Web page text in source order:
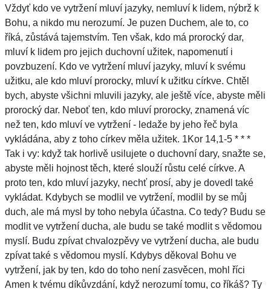
Vždyť kdo ve vytržení mluví jazyky, nemluví k lidem, nýbrž k
Bohu, a nikdo mu nerozumí. Je puzen Duchem, ale to, co
říká, zůstává tajemstvím. Ten však, kdo má prorocký dar,
mluví k lidem pro jejich duchovní užitek, napomenutí i
povzbuzení. Kdo ve vytržení mluví jazyky, mluví k svému
užitku, ale kdo mluví prorocky, mluví k užitku církve. Chtěl
bych, abyste všichni mluvili jazyky, ale ještě více, abyste měli
prorocký dar. Neboť ten, kdo mluví prorocky, znamená víc
než ten, kdo mluví ve vytržení - ledaže by jeho řeč byla
vykládána, aby z toho církev měla užitek. 1Kor 14,1-5 * * *
Tak i vy: když tak horlivě usilujete o duchovní dary, snažte se,
abyste měli hojnost těch, které slouží růstu celé církve. A
proto ten, kdo mluví jazyky, nechť prosí, aby je dovedl také
vykládat. Kdybych se modlil ve vytržení, modlil by se můj
duch, ale má mysl by toho nebyla účastna. Co tedy? Budu se
modlit ve vytržení ducha, ale budu se také modlit s vědomou
myslí. Budu zpívat chvalozpěvy ve vytržení ducha, ale budu
zpívat také s vědomou myslí. Kdybys děkoval Bohu ve
vytržení, jak by ten, kdo do toho není zasvěcen, mohl říci
Amen k tvému díkůvzdání, když nerozumí tomu, co říkáš? Ty